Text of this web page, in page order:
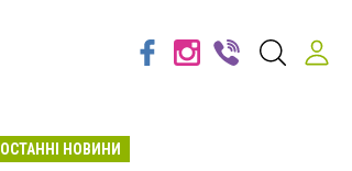
ОСТАННІ НОВИНИ